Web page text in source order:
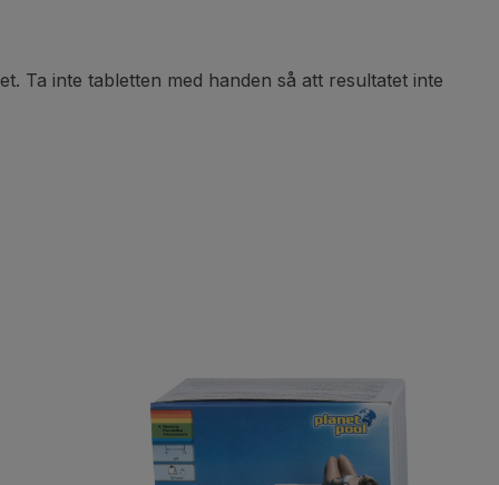
Ta inte tabletten med handen så att resultatet inte